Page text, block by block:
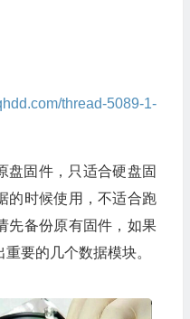
thread-5089-1-
盘固件，只适合硬盘固
的时候使用，不适合跑
先备份原有固件，如果
要的几个数据模块。